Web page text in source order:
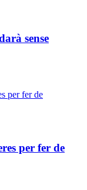
sense
per fer de